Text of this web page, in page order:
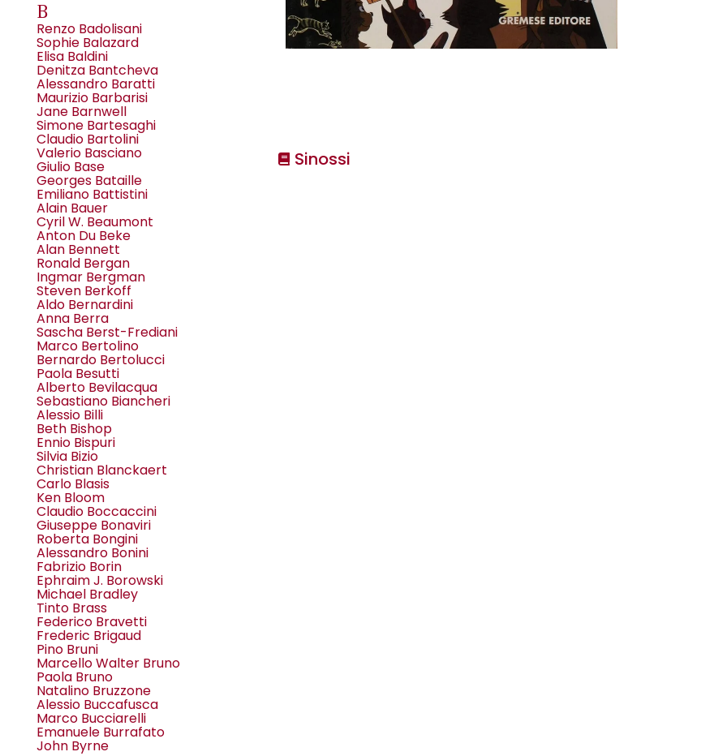
B
Renzo Badolisani
Sophie Balazard
Elisa Baldini
Denitza Bantcheva
Alessandro Baratti
Maurizio Barbarisi
Jane Barnwell
Simone Bartesaghi
Claudio Bartolini
Valerio Basciano
Giulio Base
Georges Bataille
Emiliano Battistini
Alain Bauer
Cyril W. Beaumont
Anton Du Beke
Alan Bennett
Ronald Bergan
Ingmar Bergman
Steven Berkoff
Aldo Bernardini
Anna Berra
Sascha Berst-Frediani
Marco Bertolino
Bernardo Bertolucci
Paola Besutti
Alberto Bevilacqua
Sebastiano Biancheri
Alessio Billi
Beth Bishop
Ennio Bispuri
Silvia Bizio
Christian Blanckaert
Carlo Blasis
Ken Bloom
Claudio Boccaccini
Giuseppe Bonaviri
Roberta Bongini
Alessandro Bonini
Fabrizio Borin
Ephraim J. Borowski
Michael Bradley
Tinto Brass
Federico Bravetti
Frederic Brigaud
Pino Bruni
Marcello Walter Bruno
Paola Bruno
Natalino Bruzzone
Alessio Buccafusca
Marco Bucciarelli
Emanuele Burrafato
John Byrne
Sinossi